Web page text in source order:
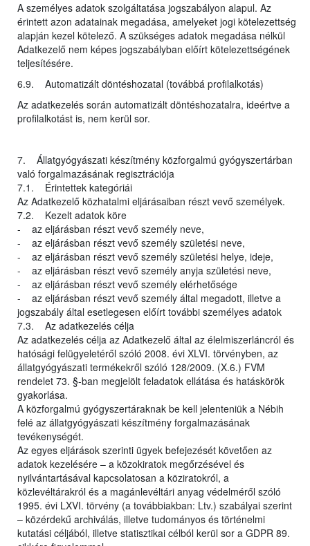
A személyes adatok szolgáltatása jogszabályon alapul. Az
érintett azon adatainak megadása, amelyeket jogi kötelezettség
alapján kezel kötelező. A szükséges adatok megadása nélkül
Adatkezelő nem képes jogszabályban előírt kötelezettségének
teljesítésére.
6.9. Automatizált döntéshozatal (továbbá profilalkotás)
Az adatkezelés során automatizált döntéshozatalra, ideértve a
profilalkotást is, nem kerül sor.
7. Állatgyógyászati készítmény közforgalmú gyógyszertárban
való forgalmazásának regisztrációja
7.1. Érintettek kategóriái
Az Adatkezelő közhatalmi eljárásaiban részt vevő személyek.
7.2. Kezelt adatok köre
- az eljárásban részt vevő személy neve,
- az eljárásban részt vevő személy születési neve,
- az eljárásban részt vevő személy születési helye, ideje,
- az eljárásban részt vevő személy anyja születési neve,
- az eljárásban részt vevő személy elérhetősége
- az eljárásban részt vevő személy által megadott, illetve a
jogszabály által esetlegesen előírt további személyes adatok
7.3. Az adatkezelés célja
Az adatkezelés célja az Adatkezelő által az élelmiszerláncról és
hatósági felügyeletéről szóló 2008. évi XLVI. törvényben, az
állatgyógyászati termékekről szóló 128/2009. (X.6.) FVM
rendelet 73. §-ban megjelölt feladatok ellátása és hatáskörök
gyakorlása.
A közforgalmú gyógyszertáraknak be kell jelenteniük a Nébih
felé az állatgyógyászati készítmény forgalmazásának
tevékenységét.
Az egyes eljárások szerinti ügyek befejezését követően az
adatok kezelésére – a közokiratok megőrzésével és
nyilvántartásával kapcsolatosan a köziratokról, a
közlevéltárakról és a magánlevéltári anyag védelméről szóló
1995. évi LXVI. törvény (a továbbiakban: Ltv.) szabályai szerint
– közérdekű archiválás, illetve tudományos és történelmi
kutatási céljából, illetve statisztikai célból kerül sor a GDPR 89.